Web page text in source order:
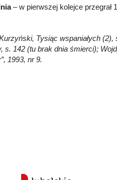
– w pierwszej kolejce przegrał
Tysiąc wspaniałych
142 (tu brak dnia śmierci);
1993, nr 9.